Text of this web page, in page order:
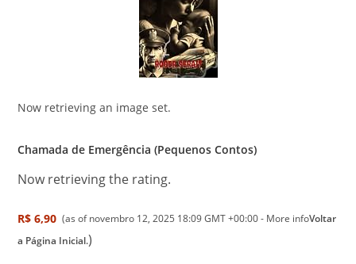
Now retrieving an image set.
Chamada de Emergência (Pequenos Contos)
Now retrieving the rating.
R$ 6,90 (as of novembro 12, 2025 18:09 GMT +00:00 - More infoVoltar
a Página Inicial.)